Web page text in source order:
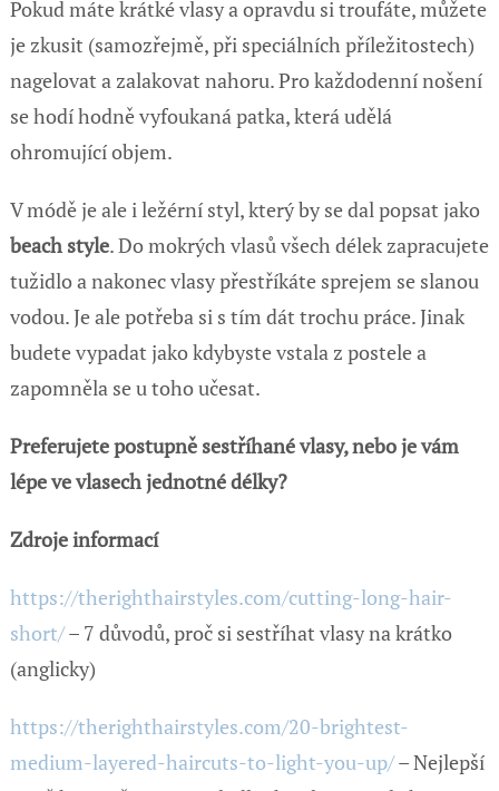
Pokud máte krátké vlasy a opravdu si troufáte, můžete
je zkusit (samozřejmě, při speciálních příležitostech)
nagelovat a zalakovat nahoru. Pro každodenní nošení
se hodí hodně vyfoukaná patka, která udělá
ohromující objem.
V módě je ale i ležérní styl, který by se dal popsat jako
beach style. Do mokrých vlasů všech délek zapracujete
tužidlo a nakonec vlasy přestříkáte sprejem se slanou
vodou. Je ale potřeba si s tím dát trochu práce. Jinak
budete vypadat jako kdybyste vstala z postele a
zapomněla se u toho učesat.
Preferujete postupně sestříhané vlasy, nebo je vám
lépe ve vlasech jednotné délky?
Zdroje informací
https://therighthairstyles.com/cutting-long-hair-
short/– 7 důvodů, proč si sestříhat vlasy na krátko
(anglicky)
https://therighthairstyles.com/20-brightest-
medium-layered-haircuts-to-light-you-up/– Nejlepší